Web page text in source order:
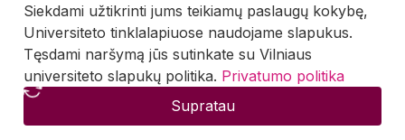
Siekdami užtikrinti jums teikiamų paslaugų kokybę,
Universiteto tinklalapiuose naudojame slapukus.
Tęsdami naršymą jūs sutinkate su Vilniaus
universiteto slapukų politika. Privatumo politika
Supratau